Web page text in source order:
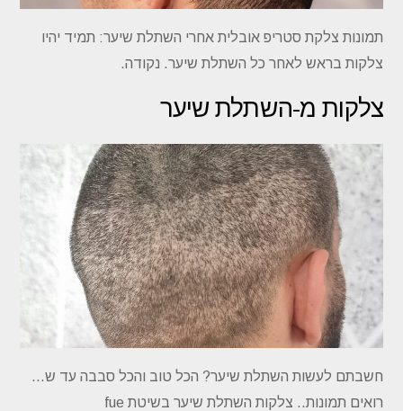
תמונות צלקת סטריפ אובלית אחרי השתלת שיער: תמיד יהיו
צלקות בראש לאחר כל השתלת שיער. נקודה.
צלקות מ-השתלת שיער
חשבתם לעשות השתלת שיער? הכל טוב והכל סבבה עד ש…
רואים תמונות.. צלקות השתלת שיער בשיטת fue